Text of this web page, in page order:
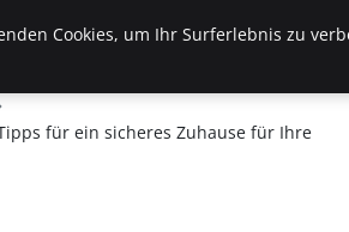
für ein sicheres Zuhause für Ihre
Cookies, um Ihr Surferlebnis zu